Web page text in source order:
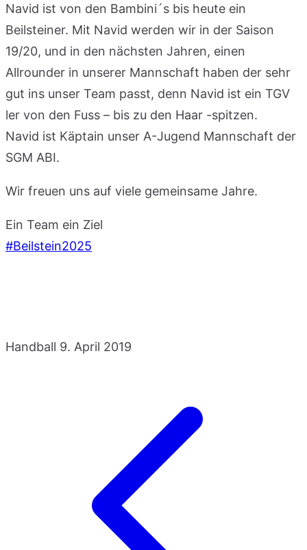
Navid ist von den Bambini´s bis heute ein
Beilsteiner. Mit Navid werden wir in der Saison
19/20, und in den nächsten Jahren, einen
Allrounder in unserer Mannschaft haben der sehr
gut ins unser Team passt, denn Navid ist ein TGV
ler von den Fuss – bis zu den Haar -spitzen.
Navid ist Käptain unser A-Jugend Mannschaft der
SGM ABI.
Wir freuen uns auf viele gemeinsame Jahre.
Ein Team ein Ziel
#Beilstein2025
Handball 9. April 2019